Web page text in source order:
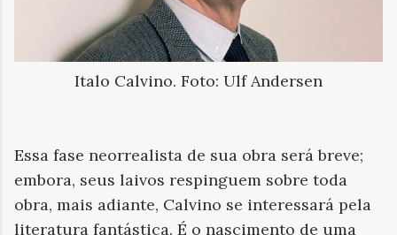
Italo Calvino. Foto: Ulf Andersen
Essa fase neorrealista de sua obra será breve;
embora, seus laivos respinguem sobre toda
obra, mais adiante, Calvino se interessará pela
literatura fantástica. É o nascimento de uma